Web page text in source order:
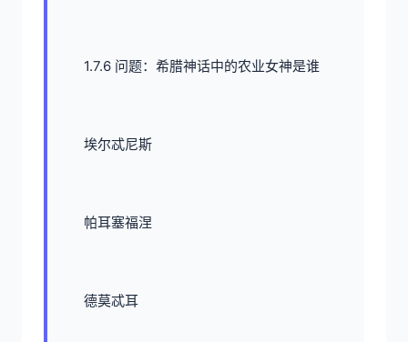
1.7.6 问题：希腊神话中的农业女神是谁
埃尔忒尼斯
帕耳塞福涅
德莫忒耳